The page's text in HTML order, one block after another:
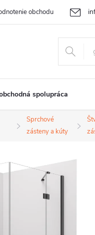
obchodu
spolupráca
Sprchové
zásteny a kúty